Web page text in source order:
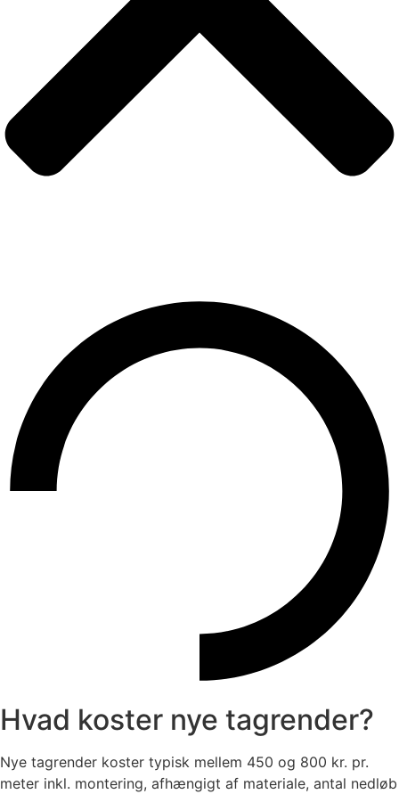
Hvad koster nye tagrender?
Nye tagrender koster typisk mellem 450 og 800 kr. pr.
meter inkl. montering, afhængigt af materiale, antal nedløb